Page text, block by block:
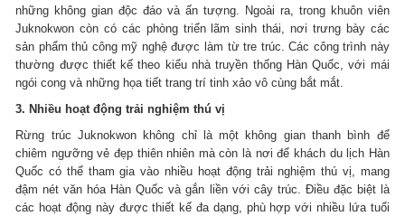
những không gian độc đáo và ấn tượng. Ngoài ra, trong khuôn viên
Juknokwon còn có các phòng triển lãm sinh thái, nơi trưng bày các
sản phẩm thủ công mỹ nghệ được làm từ tre trúc. Các công trình này
thường được thiết kế theo kiểu nhà truyền thống Hàn Quốc, với mái
ngói cong và những họa tiết trang trí tinh xảo vô cùng bắt mắt.
3. Nhiều hoạt động trải nghiệm thú vị
Rừng trúc Juknokwon không chỉ là một không gian thanh bình để
chiêm ngưỡng vẻ đẹp thiên nhiên mà còn là nơi để khách du lịch Hàn
Quốc có thể tham gia vào nhiều hoạt động trải nghiệm thú vị, mang
đậm nét văn hóa Hàn Quốc và gắn liền với cây trúc. Điều đặc biệt là
các hoạt động này được thiết kế đa dạng, phù hợp với nhiều lứa tuổi